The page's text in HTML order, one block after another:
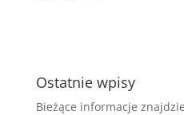
Ostatnie wpisy
Bieżące informacje